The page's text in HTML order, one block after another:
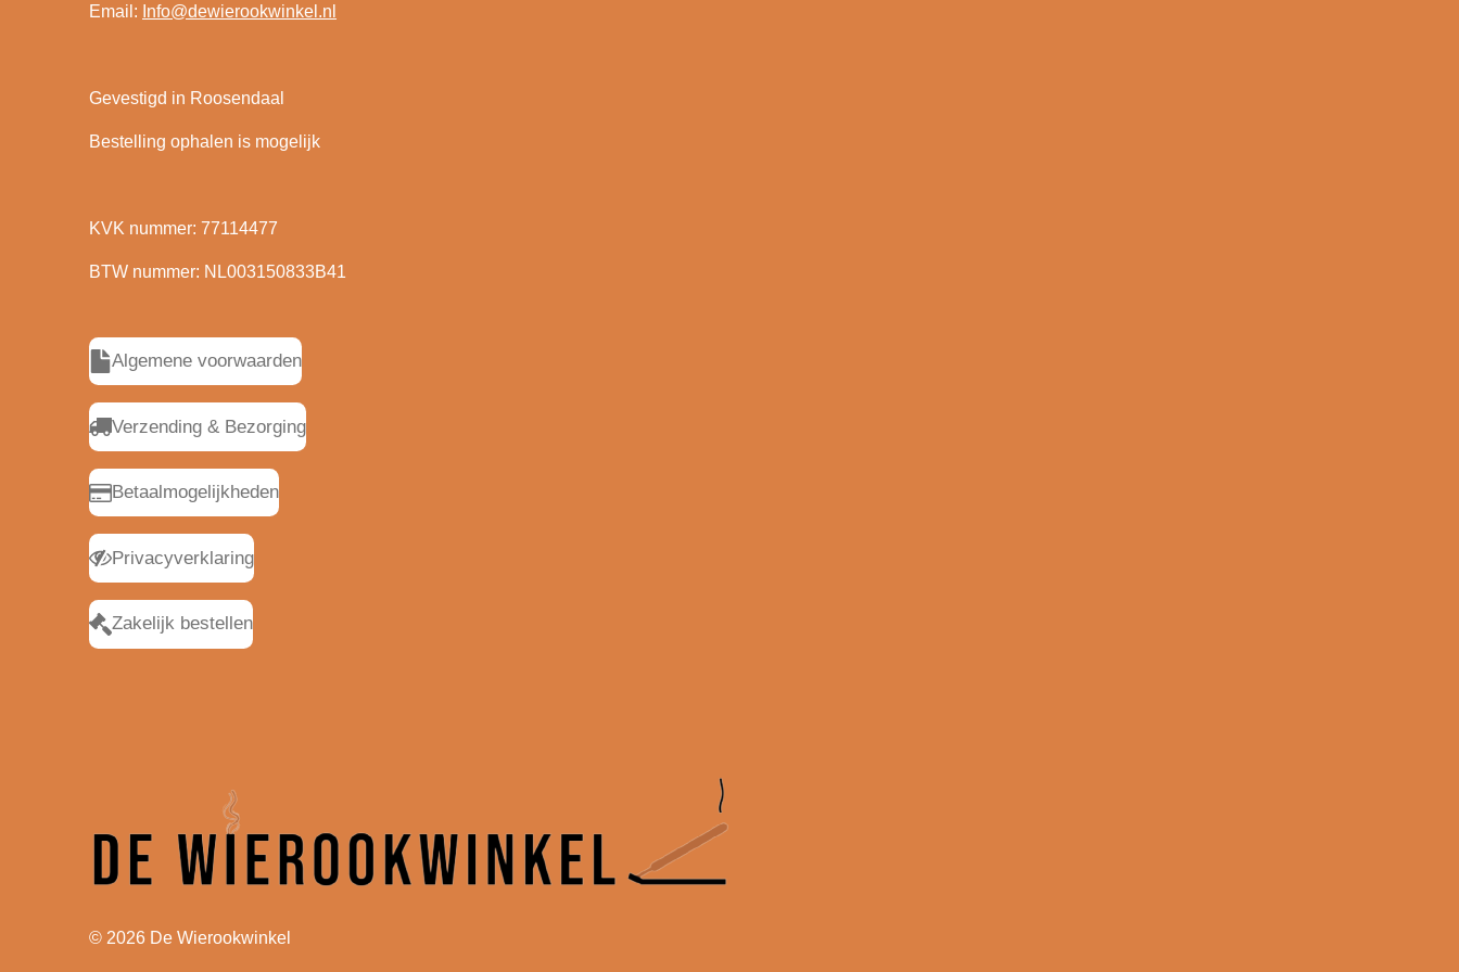
Email: Info@dewierookwinkel.nl
Gevestigd in Roosendaal
Bestelling ophalen is mogelijk
KVK nummer: 77114477
BTW nummer: NL003150833B41
Algemene voorwaarden
Verzending & Bezorging
Betaalmogelijkheden
Privacyverklaring
Zakelijk bestellen
© 2026 De Wierookwinkel